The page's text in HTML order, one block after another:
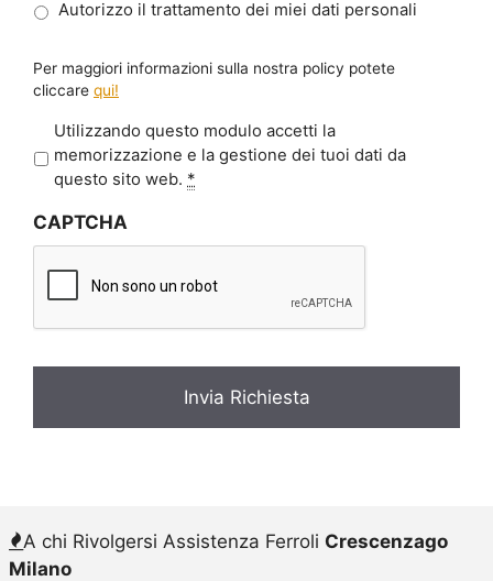
Autorizzo il trattamento dei miei dati personali
Per maggiori informazioni sulla nostra policy potete
cliccare qui!
r
a
c
*
Utilizzando questo modulo accetti la
memorizzazione e la gestione dei tuoi dati da
questo sito web. *
CAPTCHA
A chi Rivolgersi Assistenza Ferroli Crescenzago
Milano